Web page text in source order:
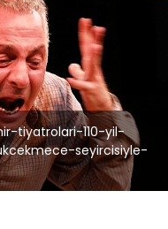
tiyatrolari-110-yil-
seyircisiyle-